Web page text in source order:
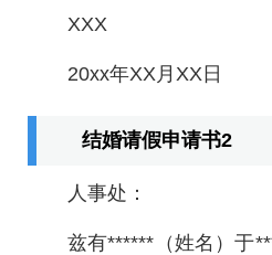
XXX
20xx年XX月XX日
结婚请假申请书2
人事处：
兹有******（姓名）于